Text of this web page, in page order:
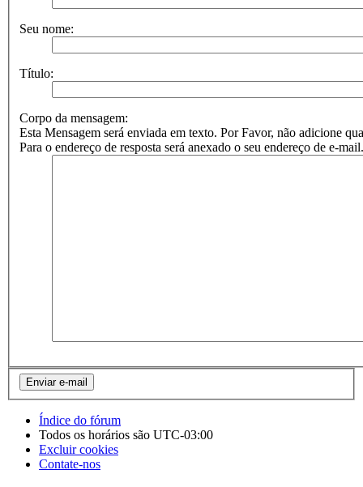
Seu nome:
Título:
Corpo da mensagem:
Esta Mensagem será enviada em texto. Por Favor, não adicione
Para o endereço de resposta será anexado o seu endereço de e-mail.
Índice do fórum
Todos os horários são UTC-03:00
Excluir cookies
Contate-nos